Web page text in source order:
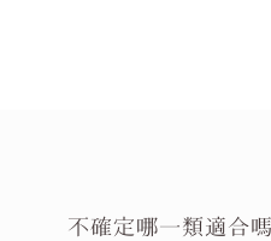
不確定哪一類適合